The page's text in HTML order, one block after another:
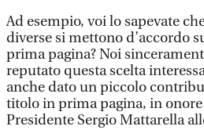
Ad esempio, voi lo sapevate
diverse si mettono d’accordo
prima pagina? Noi
reputato questa scelta
anche dato un piccolo
titolo in prima pagina, in
Presidente Sergio Mattarella